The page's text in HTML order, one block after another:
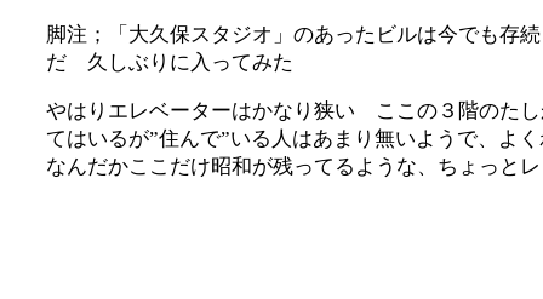
脚注；「大久保スタジオ」のあったビルは今でも
だ 久しぶりに入ってみた
やはりエレベーターはかなり狭い ここの３階のた
てはいるが”住んで”いる人はあまり無いようで、
なんだかここだけ昭和が残ってるような、ちょっと